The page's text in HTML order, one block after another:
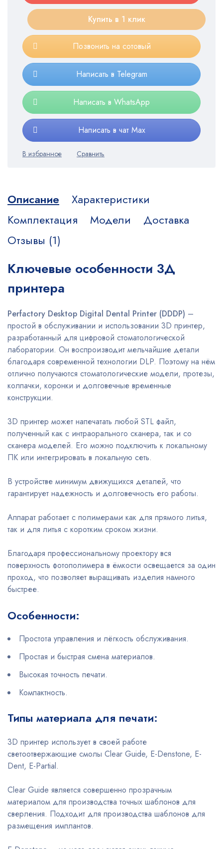
Купить в 1 клик
Позвонить на сотовый
Написать в Telegram
Написать в WhatsApp
Написать в чат Max
Описание
Характеристики
Комплектация
Модели
Доставка
Отзывы (1)
Ключевые особенности 3Д
принтера
Perfactory Desktop Digital Dental Printer (DDDP) –
простой в обслуживании и использовании 3D принтер,
разработанный для цифровой стоматологической
лаборатории. Он воспроизводит мельчайшие детали
благодаря современной технологии DLP. Поэтому на нём
отлично получаются стоматологические модели, протезы,
колпачки, коронки и долговечные временные
конструкции.
3D принтер может напечатать любой STL файл,
полученный как с интраорального сканера, так и со
сканера моделей. Его можно подключить к локальному
ПК или интегрировать в локальную сеть.
В устройстве минимум движущихся деталей, что
гарантирует надежность и долговечность его работы.
Аппарат работает с полимерами как для прямого литья,
так и для литья с коротким сроком жизни.
Благодаря профессиональному проектору вся
поверхность фотополимера в ёмкости освещается за один
проход, что позволяет выращивать изделия намного
быстрее.
Особенности:
Простота управления и лёгкость обслуживания.
Простая и быстрая смена материалов.
Высокая точность печати.
Компактность.
Типы материала для печати:
3D принтер использует в своей работе
светоотвержающие смолы Clear Guide, E-Denstone, E-
Dent, E-Partial.
Clear Guide является совершенно прозрачным
материалом для производства точных шаблонов для
сверления. Подходит для производства шаблонов для
размещения имплантов.